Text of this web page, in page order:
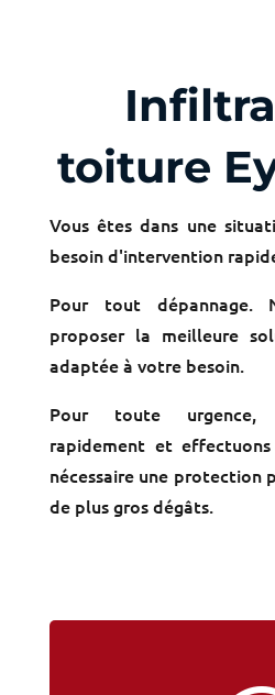
toiture
Vous êtes dans une
besoin d'intervention
Pour tout dépannage.
proposer la meilleure
adaptée à votre besoin.
Pour toute urgence,
rapidement et
nécessaire une protection
de plus gros dégâts.